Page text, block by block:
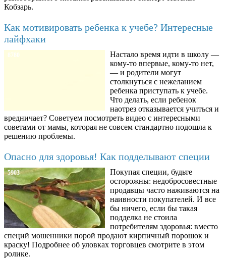
Кобзарь.
Как мотивировать ребенка к учебе? Интересные
лайфхаки
8780
Настало время идти в школу —
кому-то впервые, кому-то нет,
— и родители могут
столкнуться с нежеланием
ребенка приступать к учебе.
Что делать, если ребенок
наотрез отказывается учиться и
вредничает? Советуем посмотреть видео с интересными
советами от мамы, которая не совсем стандартно подошла к
решению проблемы.
Опасно для здоровья! Как подделывают специи
5903
Покупая специи, будьте
осторожны: недобросовестные
продавцы часто наживаются на
наивности покупателей. И все
бы ничего, если бы такая
подделка не стоила
потребителям здоровья: вместо
специй мошенники порой продают кирпичный порошок и
краску! Подробнее об уловках торговцев смотрите в этом
ролике.